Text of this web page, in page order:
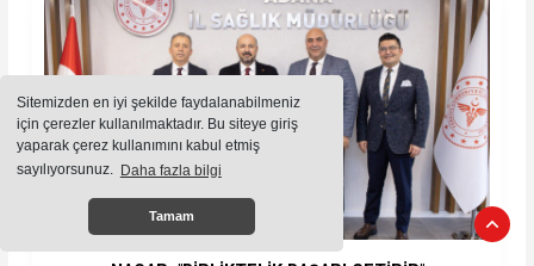
Sitemizden en iyi şekilde faydalanabilmeniz
için çerezler kullanılmaktadır. Bu siteye giriş
yaparak çerez kullanımını kabul etmiş
sayılıyorsunuz. Daha fazla bilgi
Tamam